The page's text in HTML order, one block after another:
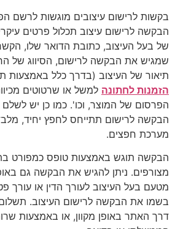
בקשות לרישום עיצובים מוגשות לרשם
הבקשה לרישום עיצוב תכלול פרטים
של בעל העיצוב, כתובת הדואר שלו,
שמגיש את הבקשה לרישום, הסיווג של
תיאור של העיצוב (בדרך כלל באמצעות
הזמנות לחתונה למשל או שרטוטים
הפרסום של המוצר, וכו'. כמו כן יש
הבקשה לרישום תתייחס לחפץ יחיד,
מערכת חפצים.
הבקשה תוגש באמצעות טופס כמפורט
מצורפים. ניתן להגיש את הבקשה גם באופן
מטעם בעל העיצוב לעורך הדין או עורך
בשמו את הבקשה לרישום העיצוב.
דרך האתר באופן מקוון, או באמצעות